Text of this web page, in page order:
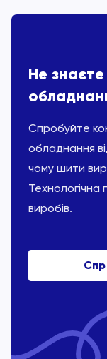
Не
Спробуйте
обладнання
чому шити
Технологічна
виробів.